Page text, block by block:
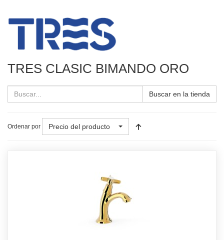
TRES CLASIC BIMANDO ORO
Buscar en la tienda
Ordenar por Precio del producto